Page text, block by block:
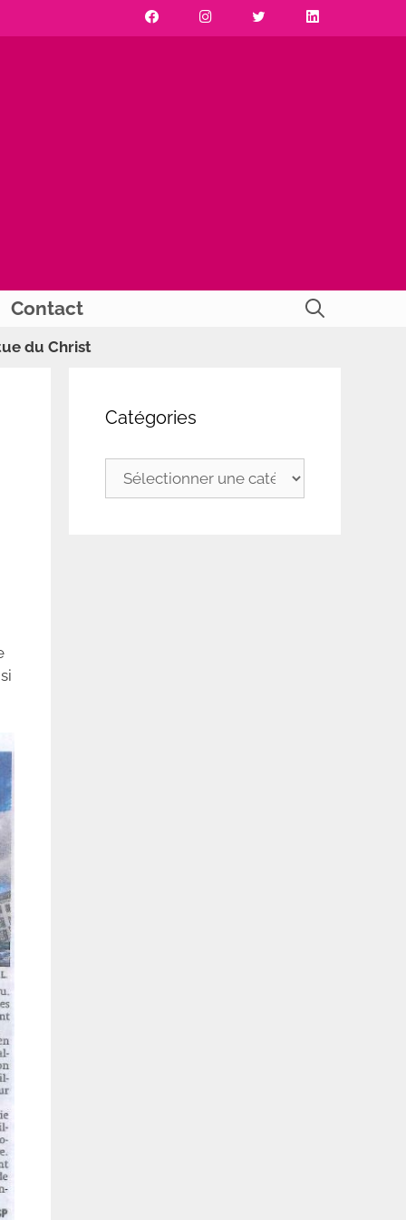
Contact
du Christ
Catégories
Catégories